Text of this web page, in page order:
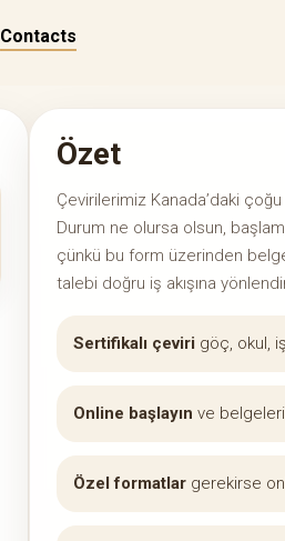
Contacts
Özet
Çevirilerimiz Kanada’daki
Durum ne olursa olsun,
çünkü bu form üzerinden
talebi doğru iş akışına
Sertifikalı çeviri göç, okul,
Online başlayın ve
Özel formatlargerekirse